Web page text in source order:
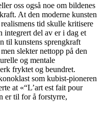
oss også noe om bildenes
At den moderne kunsten
tid skulle kritisere
integrert del av er i dag et
til kunstens sprengkraft
slekter nettopp på den
og mentale
fryktet og beundret.
som kubist-pioneren
at «“L’art est fait pour
er til for å forstyrre,